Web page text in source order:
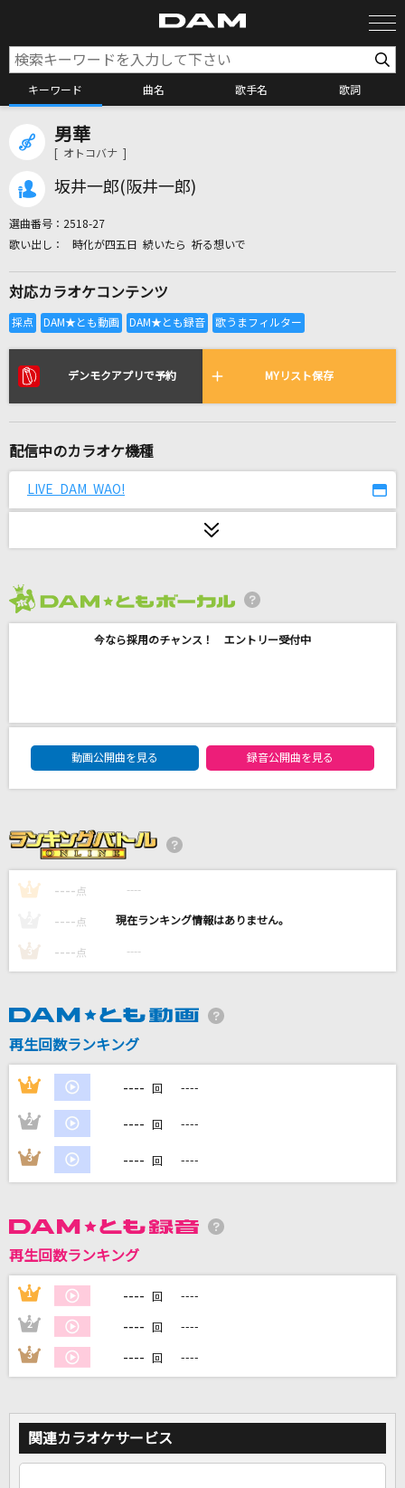
キーワード 曲名 歌手名 歌詞
カラオケ店舗検索
全国りれき
リアルタイムで歌われている曲の一覧
チョコレートメランコリー
青のすみか (Acoustic ver.)
爆裂愛してる
石川智晶(石川知亜紀)
[生音]愛の園
[生音]赤いハンカチ
YUI
カラオケ最新情報をチェック！
男華
[ オトコバナ ]
坂井一郎(阪井一郎)
選曲番号： 2518-27
時化が四五日 続いたら 祈る想いで
対応カラオケコンテンツ
デンモクアプリで予約 MYリスト保存
配信中のカラオケ機種
LIVE DAM WAO!
今なら採用のチャンス！ エントリー受付中
DAM★ともボーカルエントリーランキング
動画公開曲を見る
録音公開曲を見る
1 ---- 点 ----
---- 点 ----
3 ---- 点 ----
再生回数ランキング
1 ---- 回 ----
2 ---- 回 ----
3 ---- 回 ----
再生回数ランキング
1 ---- 回 ----
2 ---- 回 ----
3 ---- 回 ----
関連カラオケサービス